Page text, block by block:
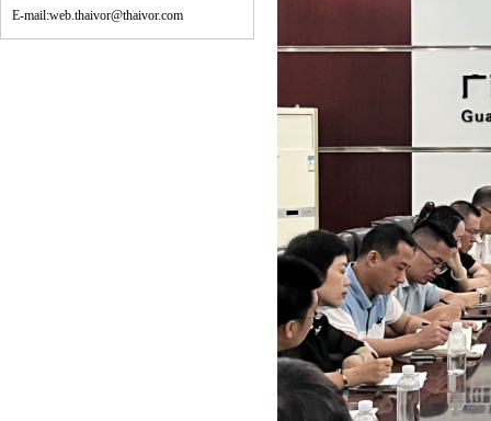
E-mail:web.thaivor@thaivor.com